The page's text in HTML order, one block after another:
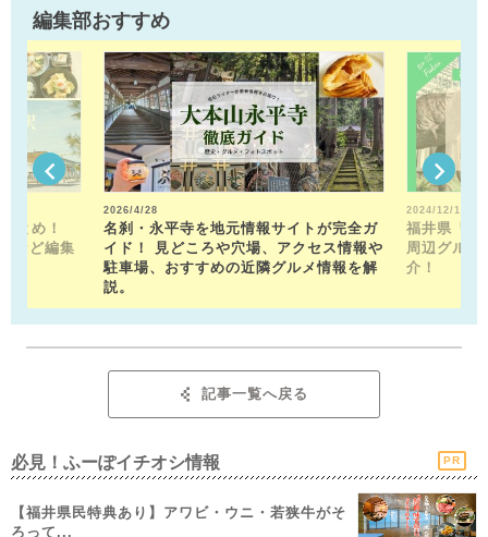
編集部おすすめ
とめ！
など編集
2026/4/28
名刹・永平寺を地元情報サイトが完全ガ
イド！ 見どころや穴場、アクセス情報や
駐車場、おすすめの近隣グルメ情報を解
説。
2024/12/13
福井県「福
周辺グル
介！
記事一覧へ戻る
必見！ふーぽイチオシ情報 PR
【福井県民特典あり】アワビ・ウニ・若狭牛がそ
ろって...